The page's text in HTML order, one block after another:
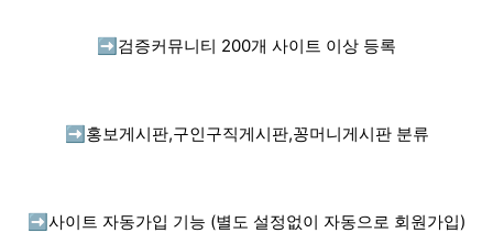
➡️ 검증커뮤니티 200개 사이트 이상 등록
➡️ 홍보게시판,구인구직게시판,꽁머니게시판 분류
➡️ 사이트 자동가입 기능 (별도 설정없이 자동으로 회원가입)